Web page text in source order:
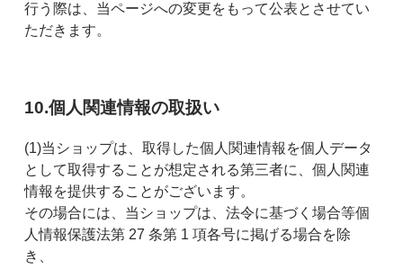
行う際は、当ページへの変更をもって公表とさせてい
ただきます。
10.個人関連情報の取扱い
(1)当ショップは、取得した個人関連情報を個人データ
として取得することが想定される第三者に、個人関連
情報を提供することがございます。
その場合には、当ショップは、法令に基づく場合等個
人情報保護法第 27 条第 1 項各号に掲げる場合を除
き、